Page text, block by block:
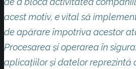
acest motiv, e vital să
de apărare împotriva acestor
Procesarea și operarea în
aplicațiilor și datelor reprezintă